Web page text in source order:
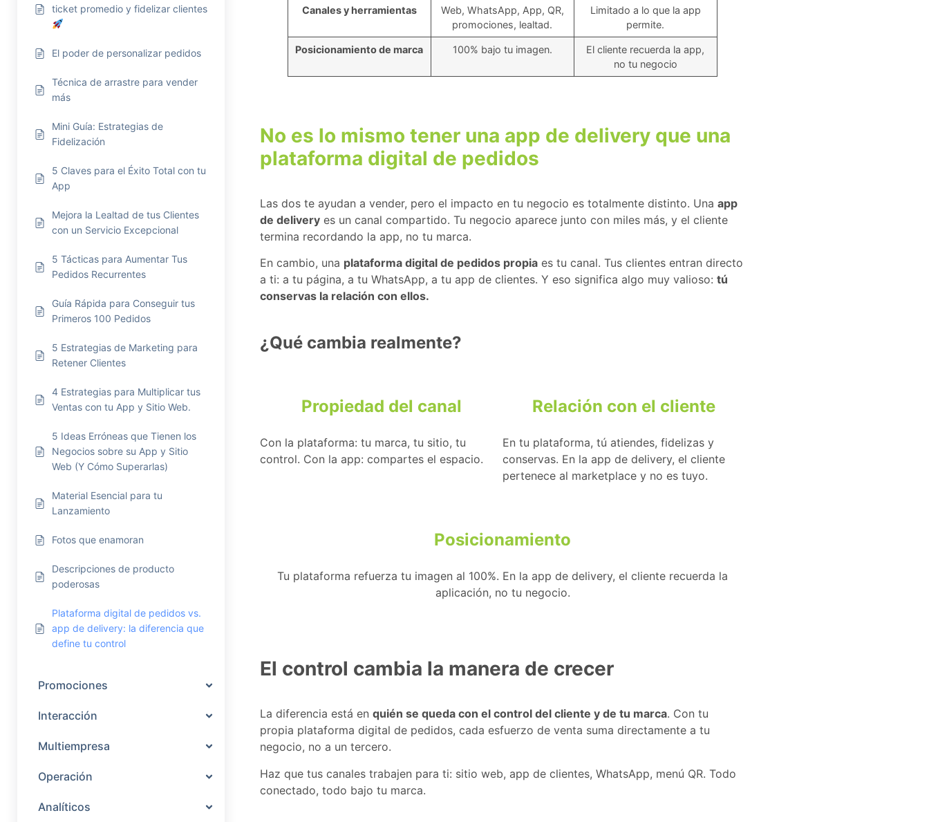
ticket promedio y fidelizar clientes
El poder de personalizar pedidos
Técnica de arrastre para vender
más
Mini Guía: Estrategias de
Fidelización
5 Claves para el Éxito Total con tu
App
Mejora la Lealtad de tus Clientes
con un Servicio Excepcional
5 Tácticas para Aumentar Tus
Pedidos Recurrentes
Guía Rápida para Conseguir tus
Primeros 100 Pedidos
5 Estrategias de Marketing para
Retener Clientes
4 Estrategias para Multiplicar tus
Ventas con tu App y Sitio Web.
5 Ideas Erróneas que Tienen los
Negocios sobre su App y Sitio
Web (Y Cómo Superarlas)
Material Esencial para tu
Lanzamiento
Fotos que enamoran
Descripciones de producto
poderosas
Plataforma digital de pedidos vs.
app de delivery: la diferencia que
define tu control
Promociones
Interacción
Multiempresa
Operación
Analíticos
Canales y herramientas
Web, WhatsApp, App, QR,
promociones, lealtad.
Limitado a lo que la app
permite.
Posicionamiento de marca 100% bajo tu imagen.
El cliente recuerda la app,
no tu negocio
No es lo mismo tener una app de delivery que una
plataforma digital de pedidos
Las dos te ayudan a vender, pero el impacto en tu negocio es totalmente distinto. Una app
de deliveryes un canal compartido. Tu negocio aparece junto con miles más, y el cliente
termina recordando la app, no tu marca.
En cambio, una plataforma digital de pedidos propiaes tu canal. Tus clientes entran directo
a ti: a tu página, a tu WhatsApp, a tu app de clientes. Y eso significa algo muy valioso: tú
conservas la relación con ellos.
¿Qué cambia realmente?
Propiedad del canal
Con la plataforma: tu marca, tu sitio, tu
control. Con la app: compartes el espacio.
Relación con el cliente
En tu plataforma, tú atiendes, fidelizas y
conservas. En la app de delivery, el cliente
pertenece al marketplace y no es tuyo.
Posicionamiento
Tu plataforma refuerza tu imagen al 100%. En la app de delivery, el cliente recuerda la
aplicación, no tu negocio.
El control cambia la manera de crecer
La diferencia está en quién se queda con el control del cliente y de tu marca. Con tu
propia plataforma digital de pedidos, cada esfuerzo de venta suma directamente a tu
negocio, no a un tercero.
Haz que tus canales trabajen para ti: sitio web, app de clientes, WhatsApp, menú QR. Todo
conectado, todo bajo tu marca.